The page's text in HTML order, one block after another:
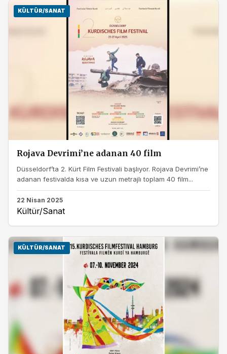
KÜLTÜR/SANAT
Rojava Devrimi’ne adanan 40 film
Düsseldorf’ta 2. Kürt Film Festivali başlıyor. Rojava Devrimi’ne
adanan festivalda kısa ve uzun metrajlı toplam 40 film...
22 Nisan 2025
Kültür/Sanat
KÜLTÜR/SANAT